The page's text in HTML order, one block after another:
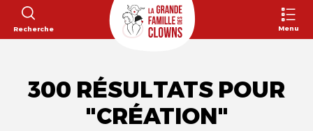
Recherche Menu
300 RÉSULTATS POUR
"CRÉATION"